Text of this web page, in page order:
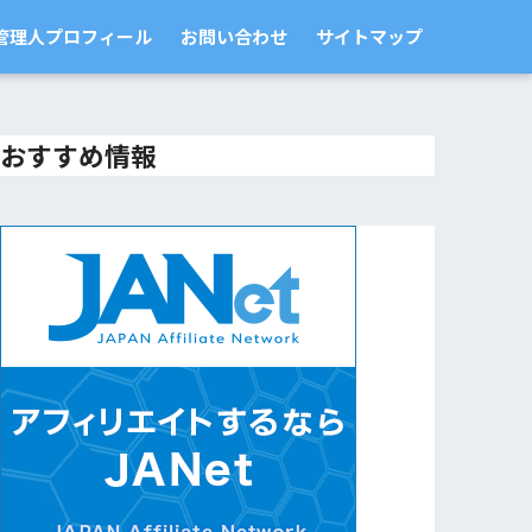
理人プロフィール お問い合わせ サイトマップ
おすすめ情報